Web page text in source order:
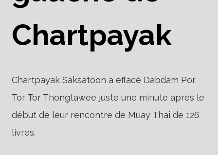
Chartpayak
Chartpayak Saksatoon a effacé Dabdam Por
Tor Tor Thongtawee juste une minute après le
début de leur rencontre de Muay Thai de 126
livres.